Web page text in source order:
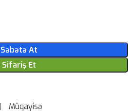
Səbətə At
Sifariş Et
Müqayisə